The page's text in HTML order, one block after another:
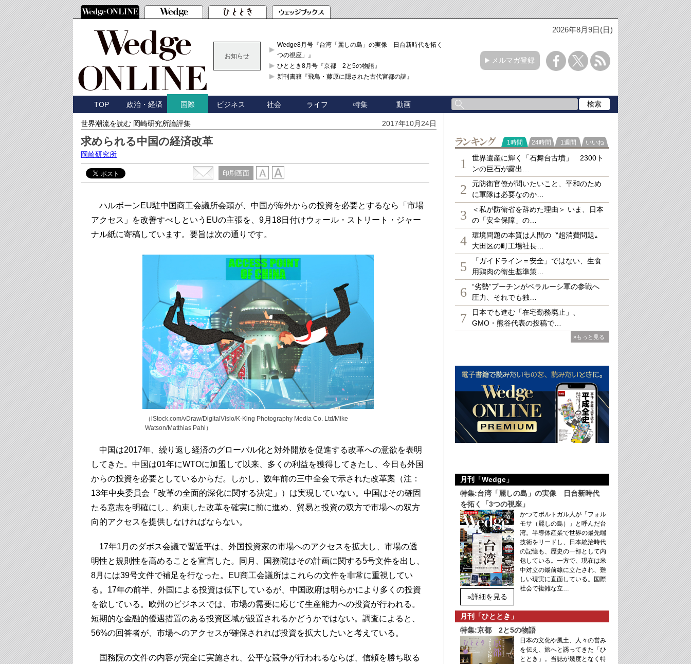
2026年8月9日(日)
お知らせ
Wedge8月号『台湾「麗しの島」の実像 日台新時代を拓く「3
つの視座」』
ひととき8月号『京都 2と5の物語』
新刊書籍『飛鳥・藤原に隠された古代宮都の謎』
メルマガ登録
TOP 政治・経済 国際 ビジネス 社会 ライフ 特集 動画
世界潮流を読む 岡崎研究所論評集 2017年10月24日
求められる中国の経済改革
岡崎研究所
印刷画面
ハルボーンEU駐中国商工会議所会頭が、中国が海外からの投資を必要とするなら「市場
アクセス」を改善すべしというEUの主張を、9月18日付けウォール・ストリート・ジャー
ナル紙に寄稿しています。要旨は次の通りです。
（iStock.com/vDraw/DigitalVisio/K-King Photography Media Co. Ltd/Mike
Watson/Matthias Pahl）
中国は2017年、繰り返し経済のグローバル化と対外開放を促進する改革への意欲を表明
してきた。中国は01年にWTOに加盟して以来、多くの利益を獲得してきたし、今日も外国
からの投資を必要としているからだ。しかし、数年前の三中全会で示された改革案（注：
13年中央委員会「改革の全面的深化に関する決定」）は実現していない。中国はその確固
たる意志を明確にし、約束した改革を確実に前に進め、貿易と投資の双方で市場への双方
向的アクセスを提供しなければならない。
17年1月のダボス会議で習近平は、外国投資家の市場へのアクセスを拡大し、市場の透
明性と規則性を高めることを宣言した。同月、国務院はその計画に関する5号文件を出し、
8月には39号文件で補足を行なった。EU商工会議所はこれらの文件を非常に重視してい
る。17年の前半、外国による投資は低下しているが、中国政府は明らかにより多くの投資
を欲している。欧州のビジネスでは、市場の需要に応じて生産能力への投資が行われる。
短期的な金融的優遇措置のある投資区域が設置されるかどうかではない。調査によると、
56%の回答者が、市場へのアクセスが確保されれば投資を拡大したいと考えている。
国務院の文件の内容が完全に実施され、公平な競争が行われるならば、信頼を勝ち取る
ランキング
1時間 24時間 1週間 いいね
1
世界遺産に輝く「石舞台古墳」 2300ト
ンの巨石が露出…
2
元防衛官僚が問いたいこと、平和のため
に軍隊は必要なのか…
3
＜私が防衛省を辞めた理由＞ いま、日本
の「安全保障」の…
4
環境問題の本質は人間の〝超消費問題〟
大田区の町工場社長…
5
「ガイドライン＝安全」ではない、生食
用鶏肉の衛生基準策…
6
“劣勢”プーチンがベラルーシ軍の参戦へ
圧力、それでも独…
7
日本でも進む「在宅勤務廃止」、
GMO・熊谷代表の投稿で…
»もっと見る
月刊「Wedge」
特集:台湾「麗しの島」の実像 日台新時代
を拓く「3つの視座」
»詳細を見る
かつてポルトガル人が「フォル
モサ（麗しの島）」と呼んだ台
湾。半導体産業で世界の最先端
技術をリードし、日本統治時代
の記憶も、歴史の一部として内
包している。一方で、現在は米
中対立の最前線に立たされ、難
しい現実に直面している。国際
社会で複雑な立…
月刊「ひととき」
特集:京都 2と5の物語
日本の文化や風土、人々の営み
を伝え、旅へと誘ってきた「ひ
ととき」。当誌が幾度となく特